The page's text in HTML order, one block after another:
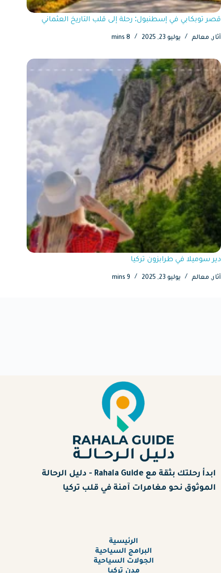
قصر توبكابي في إسطنبول: رحلة إلى قلب التاريخ العثماني
أثار, معالم يوليو 23, 2025 8 mins
دير سوميلا في طرابزون تركيا
أثار, معالم يوليو 23, 2025 9 mins
ابدأ رحلتك بثقة مع Rahala Guide - دليل الرحالة
الموثوق نحو مغامرات آمنة في قلب تركيا
الرئيسية
البرامج السياحية
الجولات السياحية